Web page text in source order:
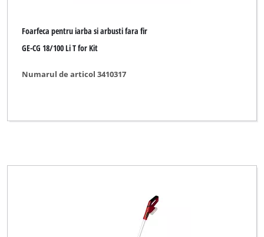
Foarfeca pentru iarba si arbusti fara fir
GE-CG 18/100 Li T for Kit
Numarul de articol 3410317